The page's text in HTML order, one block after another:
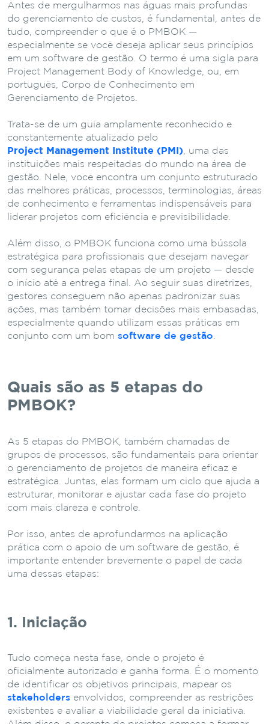
Antes de mergulharmos nas águas mais profundas
do gerenciamento de custos, é fundamental, antes de
tudo, compreender o que é o PMBOK —
especialmente se você deseja aplicar seus princípios
em um software de gestão. O termo é uma sigla para
Project Management Body of Knowledge, ou, em
português, Corpo de Conhecimento em
Gerenciamento de Projetos.
Trata-se de um guia amplamente reconhecido e
constantemente atualizado pelo
Project Management Institute (PMI) , uma das
instituições mais respeitadas do mundo na área de
gestão. Nele, você encontra um conjunto estruturado
das melhores práticas, processos, terminologias, áreas
de conhecimento e ferramentas indispensáveis para
liderar projetos com eficiência e previsibilidade.
Além disso, o PMBOK funciona como uma bússola
estratégica para profissionais que desejam navegar
com segurança pelas etapas de um projeto — desde
o início até a entrega final. Ao seguir suas diretrizes,
gestores conseguem não apenas padronizar suas
ações, mas também tomar decisões mais embasadas,
especialmente quando utilizam essas práticas em
conjunto com um bom software de gestão
Quais são as 5 etapas do
PMBOK?
As 5 etapas do PMBOK, também chamadas de
grupos de processos, são fundamentais para orientar
o gerenciamento de projetos de maneira eficaz e
estratégica. Juntas, elas formam um ciclo que ajuda a
estruturar, monitorar e ajustar cada fase do projeto
com mais clareza e controle.
Por isso, antes de aprofundarmos na aplicação
prática com o apoio de um software de gestão, é
importante entender brevemente o papel de cada
uma dessas etapas:
1. Iniciação
Tudo começa nesta fase, onde o projeto é
oficialmente autorizado e ganha forma. É o momento
de identificar os objetivos principais, mapear os
stakeholders envolvidos, compreender as restrições
existentes e avaliar a viabilidade geral da iniciativa.